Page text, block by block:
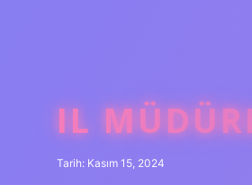
IL
Tarih: Kasım 15, 2024